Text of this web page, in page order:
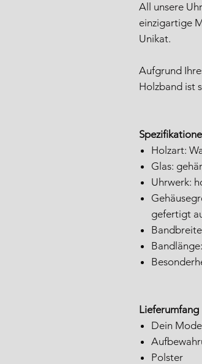
All unsere
einzigartige
Unikat.
Aufgrund
Holzband ist
Holzart:
Glas:
Uhrwerk:
gefertigt
Lieferumfang
Dein Modell
Polster